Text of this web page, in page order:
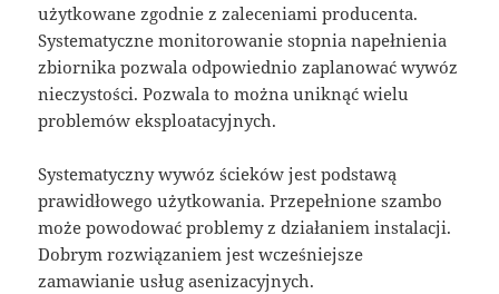
użytkowane zgodnie z zaleceniami producenta.
Systematyczne monitorowanie stopnia napełnienia
zbiornika pozwala odpowiednio zaplanować wywóz
nieczystości. Pozwala to można uniknąć wielu
problemów eksploatacyjnych.
Systematyczny wywóz ścieków jest podstawą
prawidłowego użytkowania. Przepełnione szambo
może powodować problemy z działaniem instalacji.
Dobrym rozwiązaniem jest wcześniejsze
zamawianie usług asenizacyjnych.